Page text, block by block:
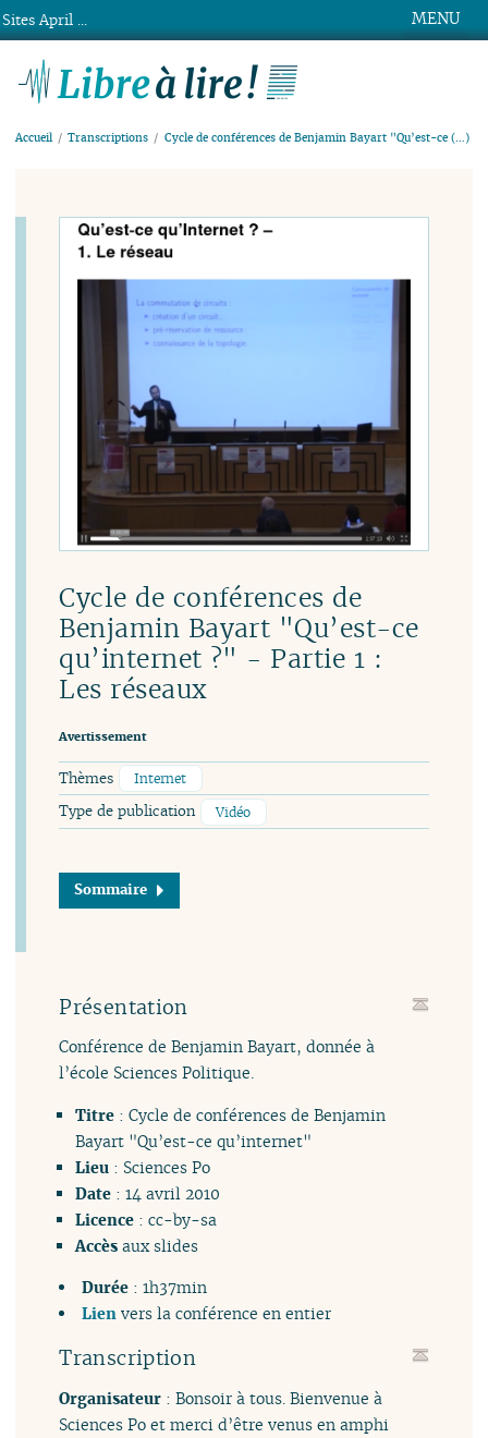
MENU
Accueil Transcriptions Cycle de conférences de Benjamin Bayart "Qu’est-ce (…)
Cycle de conférences de
Benjamin Bayart "Qu’est-ce
qu’internet ?" - Partie 1 :
Les réseaux
Avertissement
Thèmes Internet
Type de publication Vidéo
Sommaire
Présentation
Conférence de Benjamin Bayart, donnée à
l’école Sciences Politique.
Titre: Cycle de conférences de Benjamin
Bayart "Qu’est-ce qu’internet"
Lieu: Sciences Po
Date: 14 avril 2010
Licence: cc-by-sa
Accèsauxslides
Durée: 1h37min
Lienvers la conférence en entier
Transcription
Organisateur : Bonsoir à tous. Bienvenue à
Sciences Po et merci d’être venus en amphi
Sites April ...